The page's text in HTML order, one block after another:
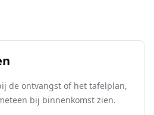
de ontvangst of het tafelplan,
bij binnenkomst zien.